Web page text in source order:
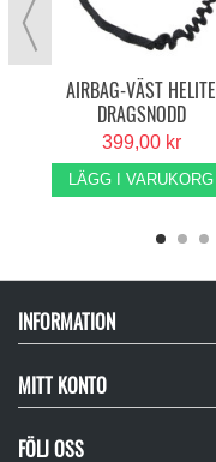
AIRBAG-VÄST HELITE
DRAGSNODD
399,00 kr
LÄGG I VARUKORG
INFORMATION
MITT KONTO
FÖLJ OSS